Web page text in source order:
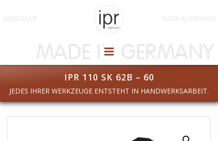
Inhalt
IPR 110 SK 62B – 60
JEDES IHRER WERKZEUGE ENTSTEHT IN HANDWERKSARBEIT.